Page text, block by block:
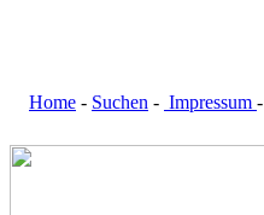
Home - Suchen - Impressum -